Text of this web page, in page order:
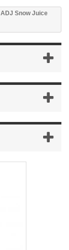
ADJ Snow Juice